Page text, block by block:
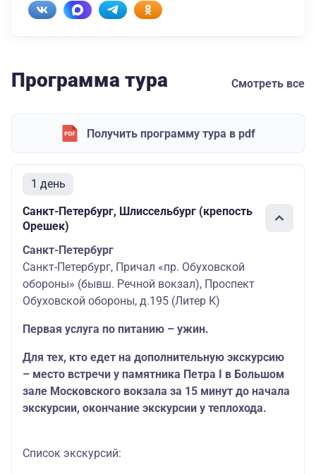
Программа тура Смотреть все
Получить программу тура в pdf
1 день
Санкт-Петербург, Шлиссельбург (крепость
Орешек)
Санкт-Петербург
Санкт-Петербург, Причал «пр. Обуховской
обороны» (бывш. Речной вокзал), Проспект
Обуховской обороны, д.195 (Литер К)
Первая услуга по питанию – ужин.
Для тех, кто едет на дополнительную экскурсию
– место встречи у памятника Петра I в Большом
зале Московского вокзала за 15 минут до начала
экскурсии, окончание экскурсии у теплохода.
Список экскурсий: